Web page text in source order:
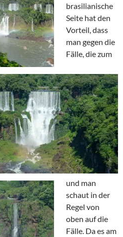
brasilianische
Seite hat den
Vorteil, dass
man gegen die
Fälle, die zum
und man
schaut in der
Regel von
oben auf die
Fälle. Da es am